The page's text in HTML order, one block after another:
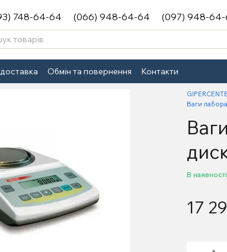
748-64-64 (066) 948-64-64 (097) 948-
Обмін та повернення Контакти
Ваги
В наявності
17